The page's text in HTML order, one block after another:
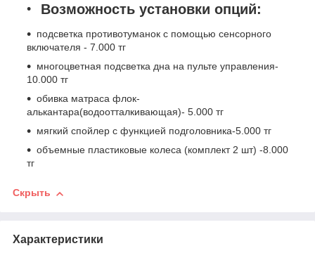
Возможность установки опций:
подсветка противотуманок с помощью сенсорного
включателя - 7.000 тг
многоцветная подсветка дна на пульте управления-
10.000 тг
обивка матраса флок-
алькантара(водоотталкивающая)- 5.000 тг
мягкий спойлер с функцией подголовника-5.000 тг
объемные пластиковые колеса (комплект 2 шт) -8.000
тг
Скрыть
Характеристики